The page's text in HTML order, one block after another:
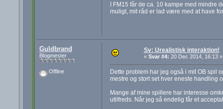
I FM15 får de ca. 10 kampe med mindre
muligt, mit råd er lad være med at have
Guldbrand
Blogmester
Offline
Sv: Urealistisk interaktion!
« Svar #4: 20 Dec 2014, 16:13 »
Dette problem har jeg også i mit OB spil
mestre og stort set hver eneste handling
Mange af mine spillere har interesse
utilfreds. Når jeg så endelig får et